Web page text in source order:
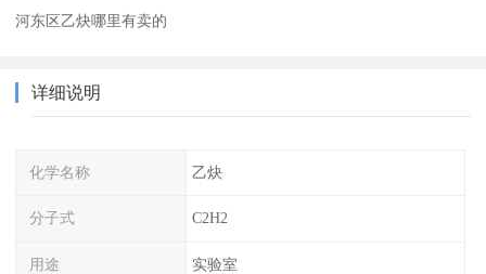
河东区乙炔哪里有卖的
详细说明
化学名称 乙炔
分子式 C2H2
用途 实验室